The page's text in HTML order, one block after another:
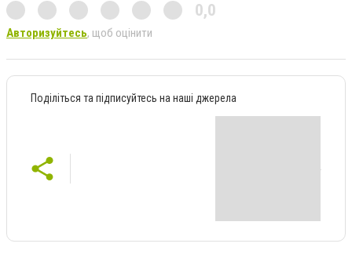
0,0
Авторизуйтесь, щоб оцінити
Поділіться та підписуйтесь на наші джерела